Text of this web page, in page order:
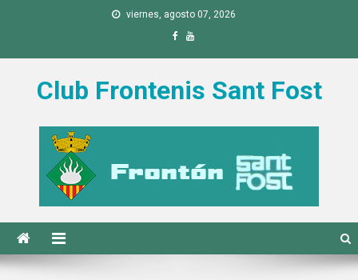
viernes, agosto 07, 2026
Club Frontenis Sant Fost